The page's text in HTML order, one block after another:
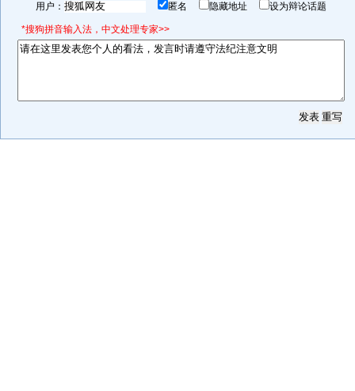
用户： 匿名 隐藏地址 设为辩论话题
*搜狗拼音输入法，中文处理专家>>